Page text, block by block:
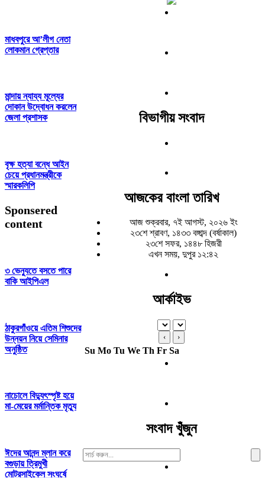
মাধবপুরে আ’লীগ নেতা
লোকমান গ্রেপ্তার
মান্দায় ন্যায্য মূল্যের
দোকান উদ্বোধন করলেন
জেলা প্রশাসক
বৃক্ষ হত্যা বন্ধে আইন
চেয়ে প্রধানমন্ত্রীকে
স্মারকলিপি
Sponsered
content
৩ ভেন্যুতে বসতে পারে
বাকি আইপিএল
ঠাকুরগাঁওয়ে এতিম শিশুদের
উন্নয়ন নিয়ে সেমিনার
অনুষ্ঠিত
নাচোলে বিদ্যুৎস্পৃষ্ট হয়ে
মা-মেয়ের মর্মান্তিক মৃত্যু
ঈদের আনন্দ ম্লান করে
বগুড়ায় ত্রিমুখী
মোটরসাইকেল সংঘর্ষে
বিভাগীয় সংবাদ
আজকের বাংলা তারিখ
আজ শুক্রবার, ৭ই আগস্ট, ২০২৬ ইং
২৩শে শ্রাবণ, ১৪৩৩ বঙ্গাব্দ (বর্ষাকাল)
২৩শে সফর, ১৪৪৮ হিজরী
এখন সময়, দুপুর ১২:৪২
আর্কাইভ
‹ ›
Su Mo Tu We Th Fr Sa
সংবাদ খুঁজুন
Search
For: